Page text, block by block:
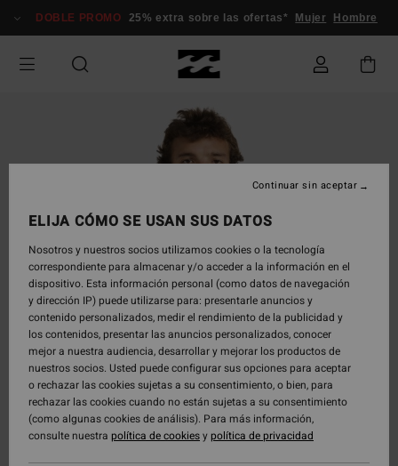
información
DOBLE PROMO 25% extra sobre las ofertas* Mujer Hombre
ELIJA CÓMO SE USAN SUS DATOS
Nosotros y nuestros socios utilizamos cookies o la tecnología
correspondiente para almacenar y/o acceder a la información en el
dispositivo. Esta información personal (como datos de navegación
y dirección IP) puede utilizarse para: presentarle anuncios y
contenido personalizados, medir el rendimiento de la publicidad y
los contenidos, presentar las anuncios personalizados, conocer
mejor a nuestra audiencia, desarrollar y mejorar los productos de
nuestros socios. Usted puede configurar sus opciones para aceptar
o rechazar las cookies sujetas a su consentimiento, o bien, para
rechazar las cookies cuando no están sujetas a su consentimiento
(como algunas cookies de análisis). Para más información,
consulte nuestra política de cookiesypolítica de privacidad
Continuar sin aceptar